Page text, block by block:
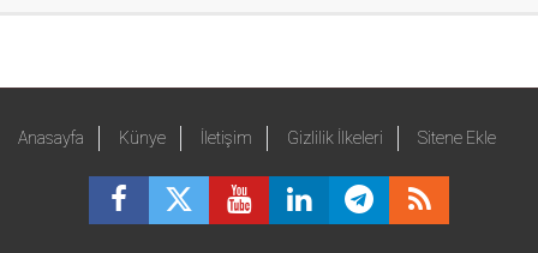
Anasayfa Künye İletişim Gizlilik İlkeleri Sitene Ekle